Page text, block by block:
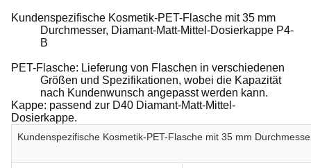
Kundenspezifische Kosmetik-PET-Flasche mit 35 mm
Durchmesser, Diamant-Matt-Mittel-Dosierkappe P4-
B
PET-Flasche: Lieferung von Flaschen in verschiedenen
Größen und Spezifikationen, wobei die Kapazität
nach Kundenwunsch angepasst werden kann.
Kappe: passend zur D40 Diamant-Matt-Mittel-
Dosierkappe.
Kundenspezifische Kosmetik-PET-Flasche mit 35 mm